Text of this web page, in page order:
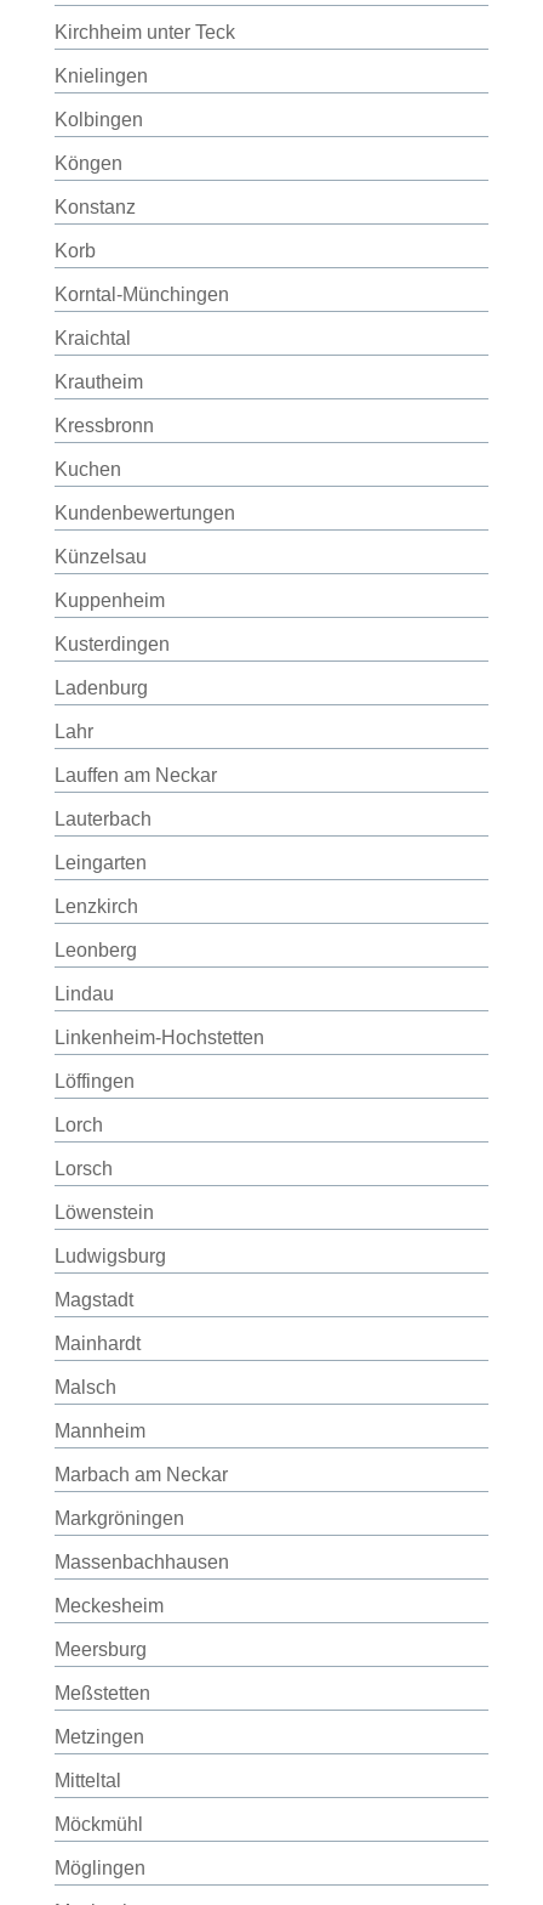
Kirchheim unter Teck
Knielingen
Kolbingen
Köngen
Konstanz
Korb
Korntal-Münchingen
Kraichtal
Krautheim
Kressbronn
Kuchen
Kundenbewertungen
Künzelsau
Kuppenheim
Kusterdingen
Ladenburg
Lahr
Lauffen am Neckar
Lauterbach
Leingarten
Lenzkirch
Leonberg
Lindau
Linkenheim-Hochstetten
Löffingen
Lorch
Lorsch
Löwenstein
Ludwigsburg
Magstadt
Mainhardt
Malsch
Mannheim
Marbach am Neckar
Markgröningen
Massenbachhausen
Meckesheim
Meersburg
Meßstetten
Metzingen
Mitteltal
Möckmühl
Möglingen